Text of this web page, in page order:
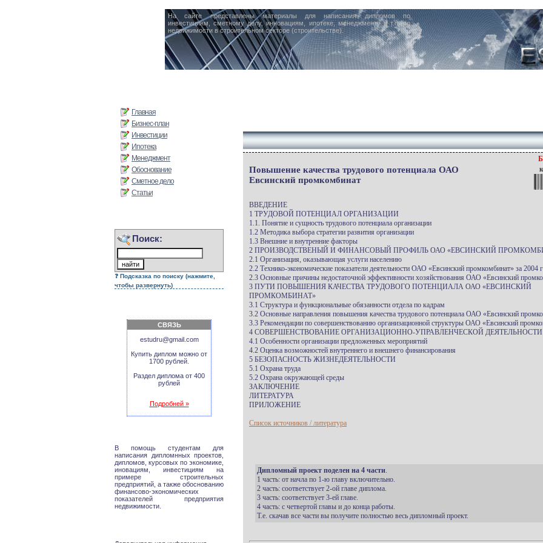
На сайте представлены материалы для написания дипломов по
инвестициям, сметному делу, инновациям, ипотеке, менеджменту и т.п. по
недвижимости в строительном секторе (строительстве).
Главная
Бизнес-план
Инвестиции
Ипотека
Менеджмент
Обоснование
Сметное дело
Статьи
Поиск:
Подсказка по поиску (нажмите,
чтобы развернуть)
СВЯЗЬ
estudru@gmail.com
Купить диплом можно от
1700 рублей.
Раздел диплома от 400
рублей
Подробней »
В помощь студентам для
написания дипломнных проектов,
дипломов, курсовых по экономике,
иновациям, инвестициям на
примере строительных
предприятий, а также обоснованию
финансово-экономических
показателей предприятия
недвижимости.
Повышение качества трудового потенциала ОАО
Евсинский промкомбинат
ВВЕДЕНИЕ
1 ТРУДОВОЙ ПОТЕНЦИАЛ ОРГАНИЗАЦИИ
1.1. Понятие и сущность трудового потенциала организации
1.2 Методика выбора стратегии развития организации
1.3 Внешние и внутренние факторы
2 ПРОИЗВОДСТВЕНЫЙ И ФИНАНСОВЫЙ ПРОФИЛЬ ОАО «ЕВСИНСКИЙ
2.1 Организация, оказывающая услуги населению
2.2 Технико-экономические показатели деятельности ОАО «Евсинский промкомбинат» за 2004
2.3 Основные причины недостаточной эффективности хозяйствования ОАО «Евсинский
3 ПУТИ ПОВЫШЕНИЯ КАЧЕСТВА ТРУДОВОГО ПОТЕНЦИАЛА ОАО «ЕВСИНСКИЙ
ПРОМКОМБИНАТ»
3.1 Структура и функциональные обязанности отдела по кадрам
3.2 Основные направления повышения качества трудового потенциала ОАО «Евсинский
3.3 Рекомендации по совершенствованию организационной структуры ОАО «Евсинский
4 СОВЕРШЕНСТВОВАНИЕ ОРГАНИЗАЦИОННО-УПРАВЛЕНЧЕСКОЙ ДЕЯТЕЛЬНОСТИ
4.1 Особенности организации предложенных мероприятий
4.2 Оценка возможностей внутреннего и внешнего финансирования
5 БЕЗОПАСНОСТЬ ЖИЗНЕДЕЯТЕЛЬНОСТИ
5.1 Охрана труда
5.2 Охрана окружающей среды
ЗАКЛЮЧЕНИЕ
ЛИТЕРАТУРА
ПРИЛОЖЕНИЕ
Список источников / литература
Дипломный проект поделен на 4 части.
1 часть: от начла по 1-ю главу включительно.
2 часть: соответствует 2-ой главе диплома.
3 часть: соответствует 3-ей главе.
4 часть: с четвертой главы и до конца работы.
Т.е. скачав все части вы получите полностью весь дипломный проект.